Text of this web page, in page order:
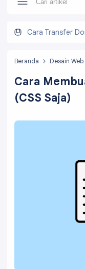
Beranda Desain Web
Cara
(CSS Saja)